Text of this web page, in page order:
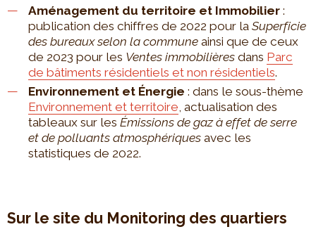
Aménagement du territoire et Immobilier :
publication des chiffres de 2022 pour la Superficie
des bureaux selon la commune ainsi que de ceux
de 2023 pour les Ventes immobilières dans Parc
de bâtiments résidentiels et non résidentiels.
Environnement et Énergie : dans le sous-thème
Environnement et territoire, actualisation des
tableaux sur les Émissions de gaz à effet de serre
et de polluants atmosphériques avec les
statistiques de 2022.
Sur le site du Monitoring des quartiers